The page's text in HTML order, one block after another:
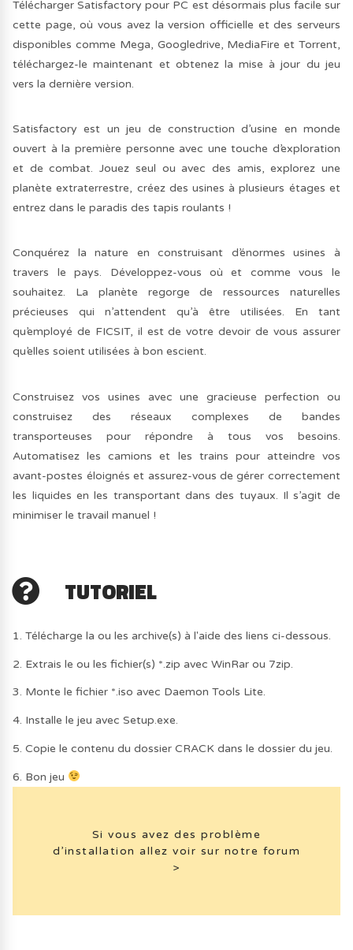
Télécharger Satisfactory pour PC est désormais plus facile sur
cette page, où vous avez la version officielle et des serveurs
disponibles comme Mega, Googledrive, MediaFire et Torrent,
téléchargez-le maintenant et obtenez la mise à jour du jeu
vers la dernière version.
Satisfactory est un jeu de construction d’usine en monde
ouvert à la première personne avec une touche d’exploration
et de combat. Jouez seul ou avec des amis, explorez une
planète extraterrestre, créez des usines à plusieurs étages et
entrez dans le paradis des tapis roulants !
Conquérez la nature en construisant d’énormes usines à
travers le pays. Développez-vous où et comme vous le
souhaitez. La planète regorge de ressources naturelles
précieuses qui n’attendent qu’à être utilisées. En tant
qu’employé de FICSIT, il est de votre devoir de vous assurer
qu’elles soient utilisées à bon escient.
Construisez vos usines avec une gracieuse perfection ou
construisez des réseaux complexes de bandes
transporteuses pour répondre à tous vos besoins.
Automatisez les camions et les trains pour atteindre vos
avant-postes éloignés et assurez-vous de gérer correctement
les liquides en les transportant dans des tuyaux. Il s’agit de
minimiser le travail manuel !
TUTORIEL
1. Télécharge la ou les archive(s) à l'aide des liens ci-dessous.
2. Extrais le ou les fichier(s) *.zip avec WinRar ou 7zip.
3. Monte le fichier *.iso avec Daemon Tools Lite.
4. Installe le jeu avec Setup.exe.
5. Copie le contenu du dossier CRACK dans le dossier du jeu.
6. Bon jeu
Si vous avez des problème
d’installation allez voir sur notre forum
>